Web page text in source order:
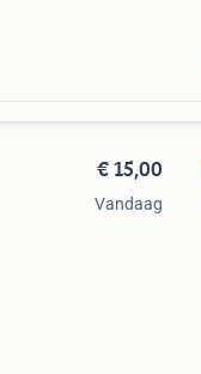
€ 15,00
Vandaag